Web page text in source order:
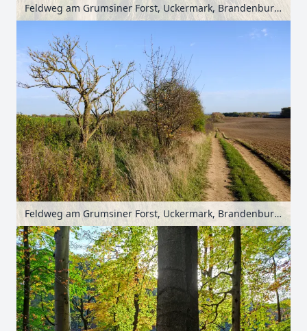
Feldweg am Grumsiner Forst, Uckermark, Brandenburg, Deutschland
Feldweg am Grumsiner Forst, Uckermark, Brandenburg, Deutschland